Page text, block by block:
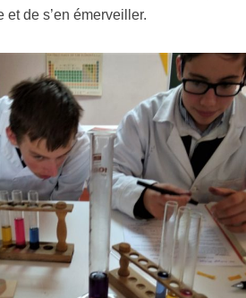
de s’en émerveiller.